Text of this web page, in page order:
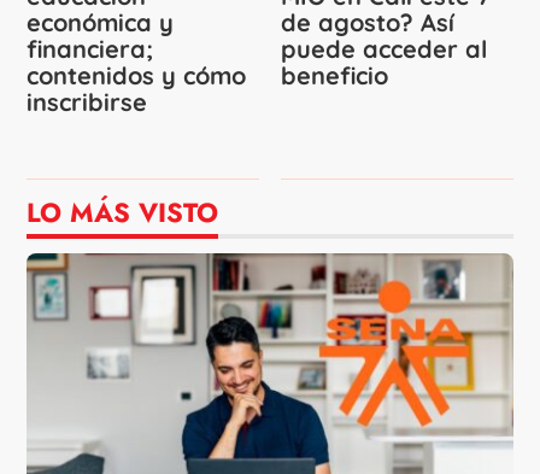
económica y
financiera;
contenidos y cómo
inscribirse
de agosto? Así
puede acceder al
beneficio
LO MÁS VISTO